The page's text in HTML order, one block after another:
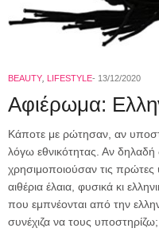
BEAUTY LIFESTYLE 13/12/2020
Αφιέρωμα:
Κάποτε με ρώτησαν, αν
λόγω εθνικότητας. Αν δηλαδή
χρησιμοποιούσαν τις
αιθέρια έλαια, φυσικά κι
που εμπνέονται από την
συνέχιζα να τους υποστηρίζω;